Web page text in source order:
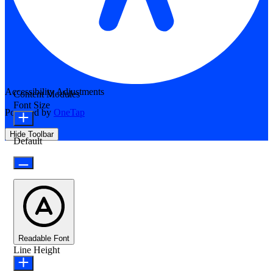
Accessibility Adjustments
Powered by OneTap
Hide Toolbar
Content Modules
Font Size
Default
Readable Font
Line Height